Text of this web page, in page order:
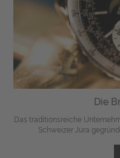
Die
Das traditionsreiche
Schweizer Jura